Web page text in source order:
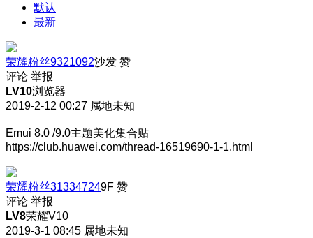
默认
最新
荣耀粉丝9321092沙发 赞
评论 举报
LV10浏览器
2019-2-12 00:27 属地未知
Emui 8.0 /9.0主题美化集合贴
https://club.huawei.com/thread-16519690-1-1.html
荣耀粉丝313347249F 赞
评论 举报
LV8荣耀V10
2019-3-1 08:45 属地未知